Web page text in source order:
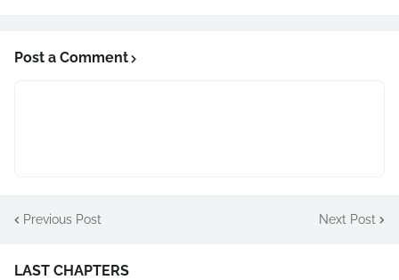
Post a Comment
Previous Post Next Post
LAST CHAPTERS